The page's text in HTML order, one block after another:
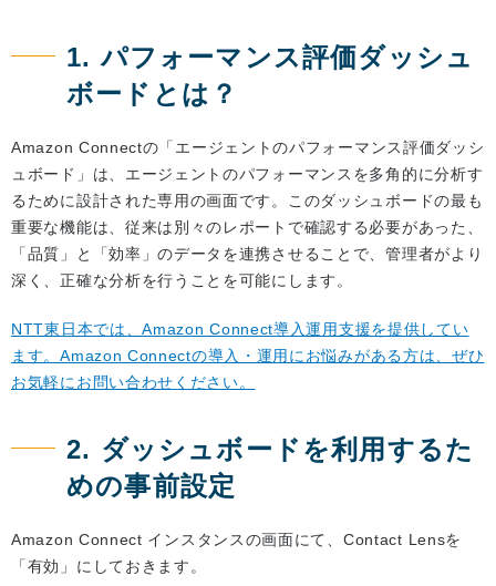
1. パフォーマンス評価ダッシュ
ボードとは？
Amazon Connectの「エージェントのパフォーマンス評価ダッシ
ュボード」は、エージェントのパフォーマンスを多角的に分析す
るために設計された専用の画面です。このダッシュボードの最も
重要な機能は、従来は別々のレポートで確認する必要があった、
「品質」と「効率」のデータを連携させることで、管理者がより
深く、正確な分析を行うことを可能にします。
NTT東日本では、Amazon Connect導入運用支援を提供してい
ます。Amazon Connectの導入・運用にお悩みがある方は、ぜひ
お気軽にお問い合わせください。
2. ダッシュボードを利用するた
めの事前設定
Amazon Connect インスタンスの画面にて、Contact Lensを
「有効」にしておきます。